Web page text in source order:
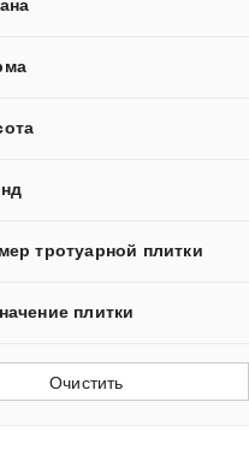
тротуарной плитки
плитки
Очистить